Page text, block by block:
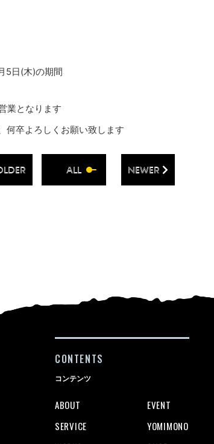
5日(木)の期間
業となります
何卒よろしくお願い致します
ALL NEWER
CONTENTS
コンテンツ
ABOUT
EVENT
SERVICE
YOMIMONO